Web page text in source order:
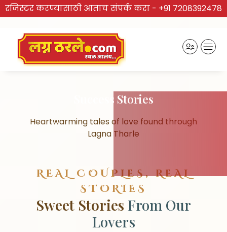
रजिस्टर करण्यासाठी आताच संपर्क करा - +91 7208392478
Success Stories
Heartwarming tales of love found through
Lagna Tharle
REAL COUPLES, REAL
STORIES
Sweet Stories From Our
Lovers